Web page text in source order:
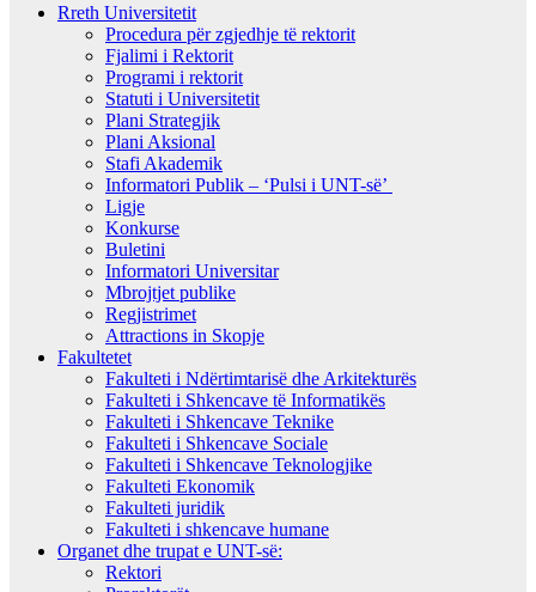
Rreth Universitetit
Procedura për zgjedhje të rektorit
Fjalimi i Rektorit
Programi i rektorit
Statuti i Universitetit
Plani Strategjik
Plani Aksional
Stafi Akademik
Informatori Publik – ‘Pulsi i UNT-së’
Ligje
Konkurse
Buletini
Informatori Universitar
Mbrojtjet publike
Regjistrimet
Attractions in Skopje
Fakultetet
Fakulteti i Ndërtimtarisë dhe Arkitekturës
Fakulteti i Shkencave të Informatikës
Fakulteti i Shkencave Teknike
Fakulteti i Shkencave Sociale
Fakulteti i Shkencave Teknologjike
Fakulteti Ekonomik
Fakulteti juridik
Fakulteti i shkencave humane
Organet dhe trupat e UNT-së:
Rektori